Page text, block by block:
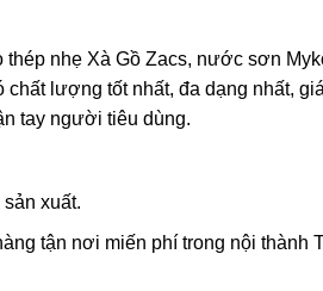
nhẹ Xà Gồ Zacs, nước sơn
lượng tốt nhất, đa dạng nhất,
tay người tiêu dùng.
xuất.
tận nơi miến phí trong nội thành